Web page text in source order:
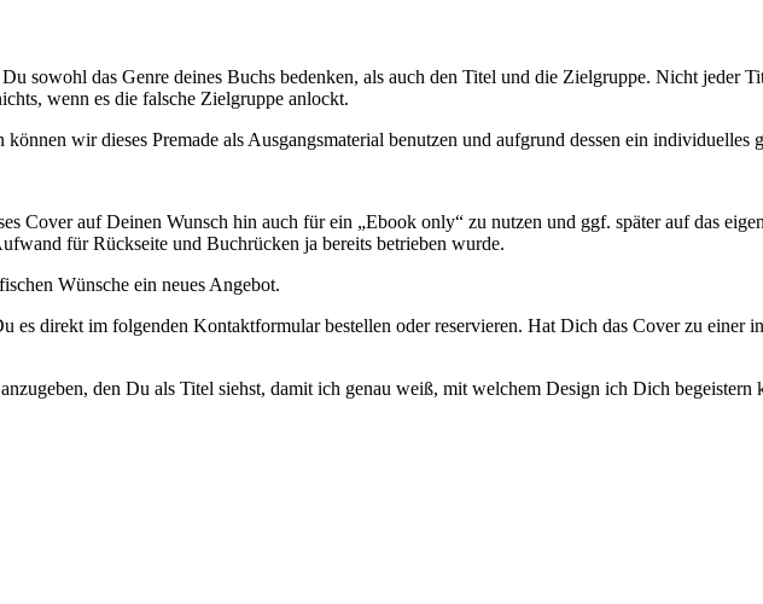
sowohl das Genre deines Buchs bedenken, als auch den Titel und die Zielgruppe. Nicht jeder
wenn es die falsche Zielgruppe anlockt.
können wir dieses Premade als Ausgangsmaterial benutzen und aufgrund dessen ein individuelles
Cover auf Deinen Wunsch hin auch für ein „Ebook only“ zu nutzen und ggf. später auf das
für Rückseite und Buchrücken ja bereits betrieben wurde.
Wünsche ein neues Angebot.
es direkt im folgenden Kontaktformular bestellen oder reservieren. Hat Dich das Cover zu einer
den Du als Titel siehst, damit ich genau weiß, mit welchem Design ich Dich begeistern